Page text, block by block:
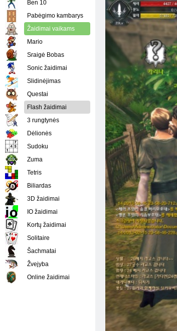
Ben 10
Pabėgimo kambarys
Žaidimai vaikams
Mario
Sraigė Bobas
Sonic žaidimai
Slidinėjimas
Questai
Flash žaidimai
3 rungtynės
Dėlionės
Sudoku
Zuma
Tetris
Biliardas
3D žaidimai
IO žaidimai
Kortų žaidimai
Solitaire
Šachmatai
Žvejyba
Online žaidimai